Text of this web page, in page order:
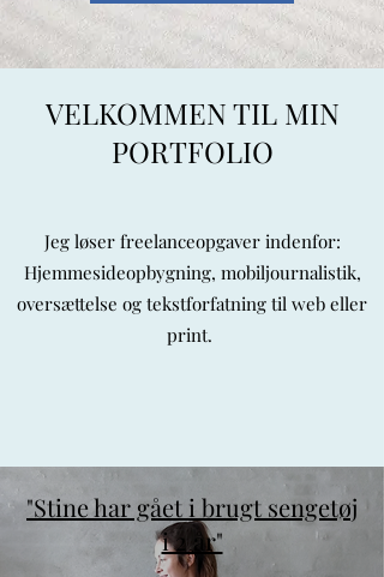
VELKOMMEN TIL MIN
PORTFOLIO
Jeg løser freelanceopgaver indenfor:
Hjemmesideopbygning, mobiljournalistik,
oversættelse og tekstforfatning til web eller
print.
"Stine har gået i brugt sengetøj
i 2 år"